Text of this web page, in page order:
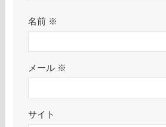
名前 ※
メール ※
サイト